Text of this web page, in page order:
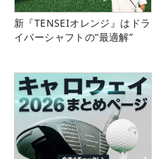
新『TENSEIオレンジ』はドラ
イバーシャフトの“最適解”